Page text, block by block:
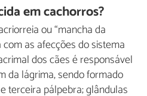
em cachorros?
ou “mancha da
as afecções do sistema
dos cães é responsável
da lágrima, sendo formado
terceira pálpebra; glândulas